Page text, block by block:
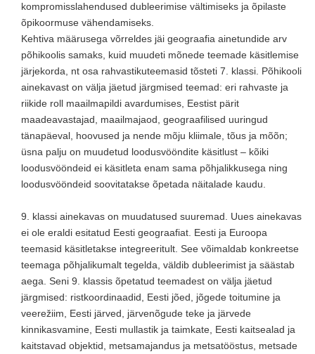
kompromisslahendused dubleerimise vältimiseks ja õpilaste
õpikoormuse vähendamiseks.
Kehtiva määrusega võrreldes jäi geograafia ainetundide arv
põhikoolis samaks, kuid muudeti mõnede teemade käsitlemise
järjekorda, nt osa rahvastikuteemasid tõsteti 7. klassi. Põhikooli
ainekavast on välja jäetud järgmised teemad: eri rahvaste ja
riikide roll maailmapildi avardumises, Eestist pärit
maadeavastajad, maailmajaod, geograafilised uuringud
tänapäeval, hoovused ja nende mõju kliimale, tõus ja mõõn;
üsna palju on muudetud loodusvööndite käsitlust – kõiki
loodusvööndeid ei käsitleta enam sama põhjalikkusega ning
loodusvööndeid soovitatakse õpetada näitalade kaudu.
9. klassi ainekavas on muudatused suuremad. Uues ainekavas
ei ole eraldi esitatud Eesti geograafiat. Eesti ja Euroopa
teemasid käsitletakse integreeritult. See võimaldab konkreetse
teemaga põhjalikumalt tegelda, väldib dubleerimist ja säästab
aega. Seni 9. klassis õpetatud teemadest on välja jäetud
järgmised: ristkoordinaadid, Eesti jõed, jõgede toitumine ja
veerežiim, Eesti järved, järvenõgude teke ja järvede
kinnikasvamine, Eesti mullastik ja taimkate, Eesti kaitsealad ja
kaitstavad objektid, metsamajandus ja metsatööstus, metsade